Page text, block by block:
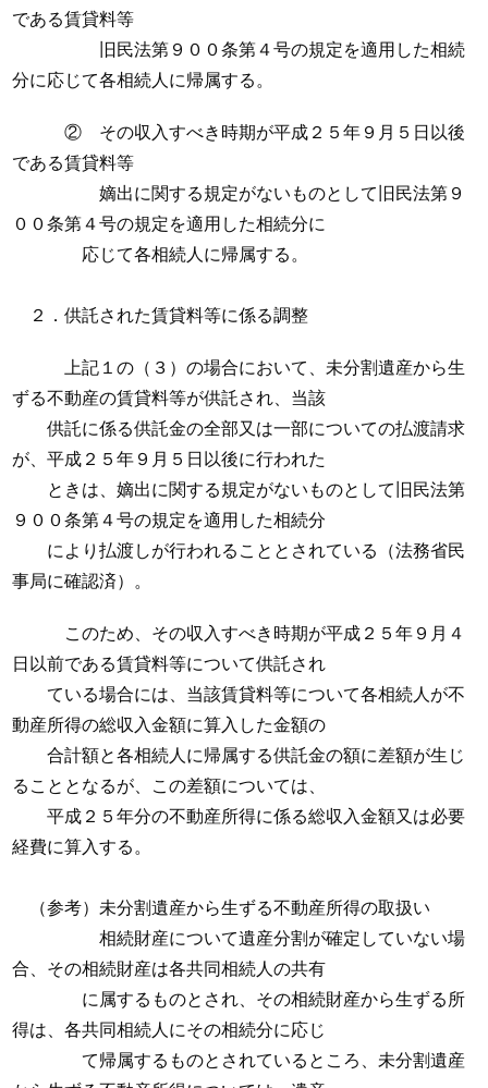
である賃貸料等
旧民法第９００条第４号の規定を適用した相続
分に応じて各相続人に帰属する。
② その収入すべき時期が平成２５年９月５日以後
である賃貸料等
嫡出に関する規定がないものとして旧民法第９
００条第４号の規定を適用した相続分に
応じて各相続人に帰属する。
２．供託された賃貸料等に係る調整
上記１の（３）の場合において、未分割遺産から生
ずる不動産の賃貸料等が供託され、当該
供託に係る供託金の全部又は一部についての払渡請求
が、平成２５年９月５日以後に行われた
ときは、嫡出に関する規定がないものとして旧民法第
９００条第４号の規定を適用した相続分
により払渡しが行われることとされている（法務省民
事局に確認済）。
このため、その収入すべき時期が平成２５年９月４
日以前である賃貸料等について供託され
ている場合には、当該賃貸料等について各相続人が不
動産所得の総収入金額に算入した金額の
合計額と各相続人に帰属する供託金の額に差額が生じ
ることとなるが、この差額については、
平成２５年分の不動産所得に係る総収入金額又は必要
経費に算入する。
（参考）未分割遺産から生ずる不動産所得の取扱い
相続財産について遺産分割が確定していない場
合、その相続財産は各共同相続人の共有
に属するものとされ、その相続財産から生ずる所
得は、各共同相続人にその相続分に応じ
て帰属するものとされているところ、未分割遺産